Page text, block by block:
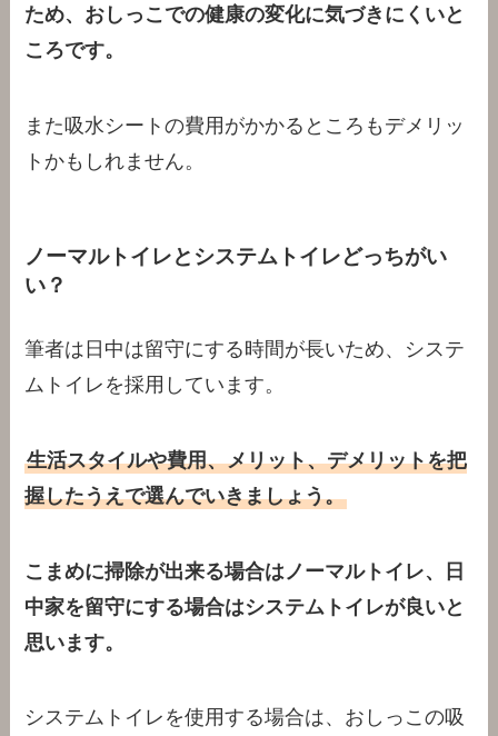
ため、おしっこでの健康の変化に気づきにくいと
ころです。
また吸水シートの費用がかかるところもデメリッ
トかもしれません。
ノーマルトイレとシステムトイレどっちがい
い？
筆者は日中は留守にする時間が長いため、システ
ムトイレを採用しています。
生活スタイルや費用、メリット、デメリットを把
握したうえで選んでいきましょう。
こまめに掃除が出来る場合はノーマルトイレ、日
中家を留守にする場合はシステムトイレが良いと
思います。
システムトイレを使用する場合は、おしっこの吸